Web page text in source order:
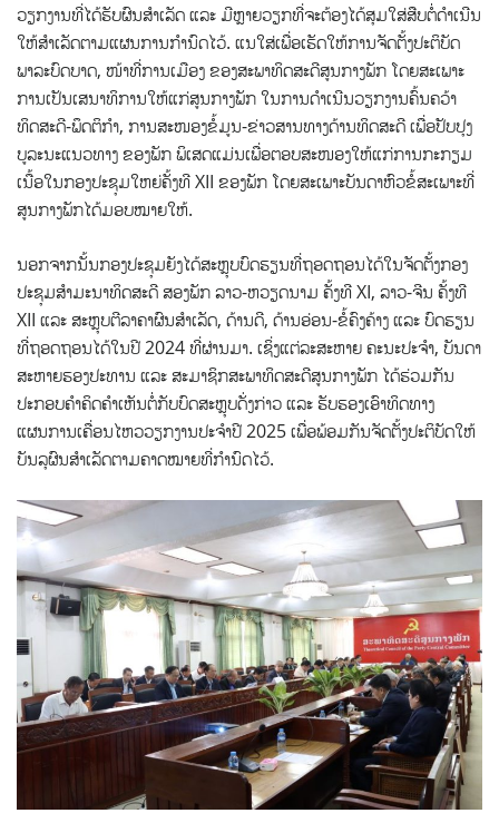
ວຽກງານທີ່ໄດ້ຮັບຜົນສຳເລັດ ແລະ ມີຫຼາຍວຽກທີ່ຈະຕ້ອງໄດ້ສຸມໃສ່ສືບຕໍ່ດຳເນີນ
ໃຫ້ສຳເລັດຕາມແຜນການກຳນົດໄວ້. ແນໃສ່ເພື່ອເຮັດໃຫ້ການຈັດຕັ້ງປະຕິບັດ
ພາລະບົດບາດ, ໜ້າທີ່ການເມືອງ ຂອງສະພາທິດສະດີສູນກາງພັກ ໂດຍສະເພາະ
ການເປັນເສນາທິການໃຫ້ແກ່ສູນກາງພັກ ໃນການດຳເນີນວຽກງານຄົ້ນຄວ້າ
ທິດສະດີ-ພຶດຕິກຳ, ການສະໜອງຂໍ້ມູນ-ຂ່າວສານທາງດ້ານທິດສະດີ ເພື່ອປັບປຸງ
ບູລະນະແນວທາງ ຂອງພັກ ພິເສດແມ່ນເພື່ອຕອບສະໜອງໃຫ້ແກ່ການກະກຽມ
ເນື້ອໃນກອງປະຊຸມໃຫຍ່ຄັ້ງທີ XII ຂອງພັກ ໂດຍສະເພາະບັນດາຫົວຂໍ້ສະເພາະທີ່
ສູນກາງພັກໄດ້ມອບໝາຍໃຫ້.
ນອກຈາກນັ້ນກອງປະຊຸມຍັງໄດ້ສະຫຼຸບບົດຮຽນທີ່ຖອດຖອນໄດ້ໃນຈັດຕັ້ງກອງ
ປະຊຸມສຳມະນາທິດສະດີ ສອງພັກ ລາວ-ຫວຽດນາມ ຄັ້ງທີ XI, ລາວ-ຈີນ ຄັ້ງທີ
XII ແລະ ສະຫຼຸບຕີລາຄາຜົນສຳເລັດ, ດ້ານດີ, ດ້ານອ່ອນ-ຂໍ້ຄົງຄ້າງ ແລະ ບົດຮຽນ
ທີ່ຖອດຖອນໄດ້ໃນປີ 2024 ທີ່ຜ່ານມາ. ເຊິ່ງແຕ່ລະສະຫາຍ ຄະນະປະຈຳ, ບັນດາ
ສະຫາຍຮອງປະທານ ແລະ ສະມາຊິກສະພາທິດສະດີສູນກາງພັກ ໄດ້ຮ່ວມກັນ
ປະກອບຄຳຄິດຄຳເຫັນຕໍ່ກັບບົດສະຫຼຸບດັ່ງກ່າວ ແລະ ຮັບຮອງເອົາທິດທາງ
ແຜນການເຄື່ອນໄຫວວຽກງານປະຈຳປີ 2025 ເພື່ອພ້ອມກັນຈັດຕັ້ງປະຕິບັດໃຫ້
ບັນລຸຜົນສຳເລັດຕາມຄາດໝາຍທີ່ກຳນົດໄວ້.